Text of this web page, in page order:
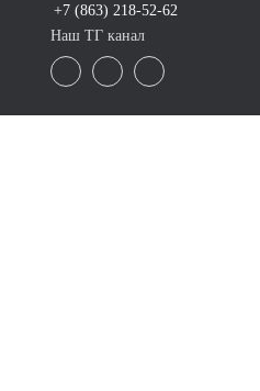
+7 (863) 218-52-62
Наш ТГ канал